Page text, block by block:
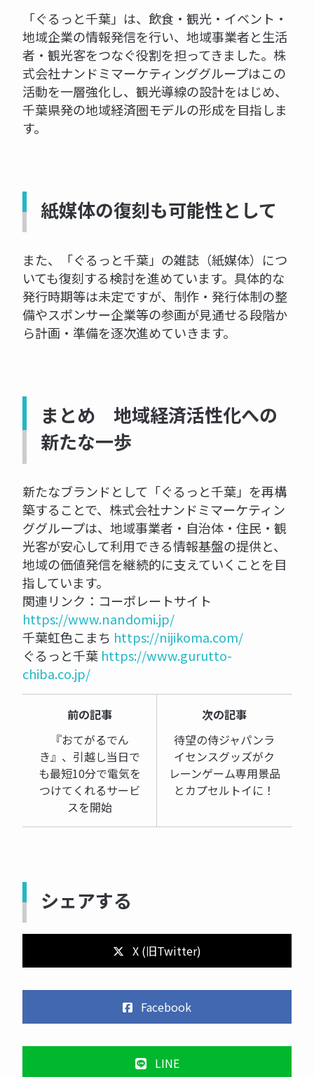
「ぐるっと千葉」は、飲食・観光・イベント・
地域企業の情報発信を行い、地域事業者と生活
者・観光客をつなぐ役割を担ってきました。株
式会社ナンドミマーケティンググループはこの
活動を一層強化し、観光導線の設計をはじめ、
千葉県発の地域経済圏モデルの形成を目指しま
す。
紙媒体の復刻も可能性として
また、「ぐるっと千葉」の雑誌（紙媒体）につ
いても復刻する検討を進めています。具体的な
発行時期等は未定ですが、制作・発行体制の整
備やスポンサー企業等の参画が見通せる段階か
ら計画・準備を逐次進めていきます。
まとめ 地域経済活性化への
新たな一歩
新たなブランドとして「ぐるっと千葉」を再構
築することで、株式会社ナンドミマーケティン
ググループは、地域事業者・自治体・住民・観
光客が安心して利用できる情報基盤の提供と、
地域の価値発信を継続的に支えていくことを目
指しています。
関連リンク：コーポレートサイト
https://www.nandomi.jp/
千葉虹色こまち https://nijikoma.com/
ぐるっと千葉 https://www.gurutto-
chiba.co.jp/
前の記事
『おてがるでん
き』、引越し当日で
も最短10分で電気を
つけてくれるサービ
スを開始
次の記事
待望の侍ジャパンラ
イセンスグッズがク
レーンゲーム専用景品
とカプセルトイに！
シェアする
X (旧Twitter)
Facebook
LINE